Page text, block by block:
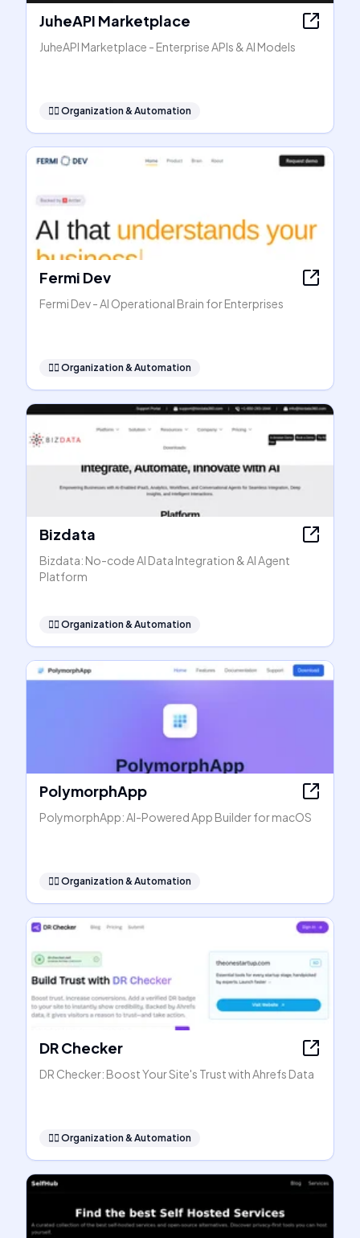
JuheAPI Marketplace
JuheAPI Marketplace - Enterprise APIs & AI Models
🧞‍♂️ Organization & Automation
Fermi Dev
Fermi Dev - AI Operational Brain for Enterprises
🧞‍♂️ Organization & Automation
Bizdata
Bizdata: No-code AI Data Integration & AI Agent
Platform
🧞‍♂️ Organization & Automation
PolymorphApp
PolymorphApp: AI-Powered App Builder for macOS
🧞‍♂️ Organization & Automation
DR Checker
DR Checker: Boost Your Site's Trust with Ahrefs Data
🧞‍♂️ Organization & Automation